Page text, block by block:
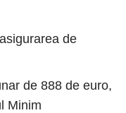
de
de 888 de euro,
Minim